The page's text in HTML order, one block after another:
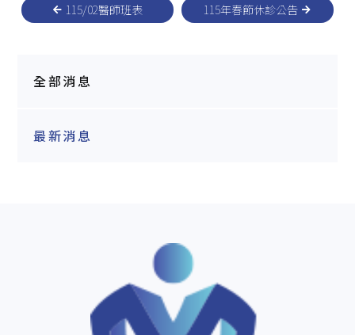
全部消息
最新消息
115/02醫師班表 115年春節休診公告